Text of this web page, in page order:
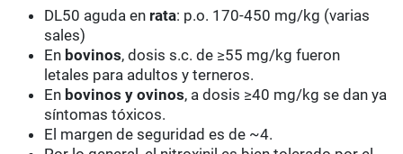
DL50 aguda en rata: p.o. 170-450 mg/kg (varias
sales)
En bovinos, dosis s.c. de ≥55 mg/kg fueron
letales para adultos y terneros.
En bovinos y ovinos, a dosis ≥40 mg/kg se dan ya
síntomas tóxicos.
El margen de seguridad es de ~4.